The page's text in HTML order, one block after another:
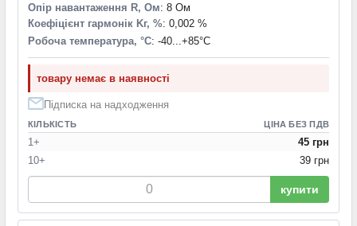
Опір навантаження R, Ом: 8 Ом
Коефіцієнт гармонік Kг, %: 0,002 %
Робоча температура, °С: -40...+85°С
товару немає в наявності
Підписка на надходження
КІЛЬКІСТЬ ЦІНА БЕЗ ПДВ
1+
45 грн
10+
39 грн
купити